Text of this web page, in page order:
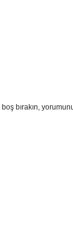
boş bırakın,